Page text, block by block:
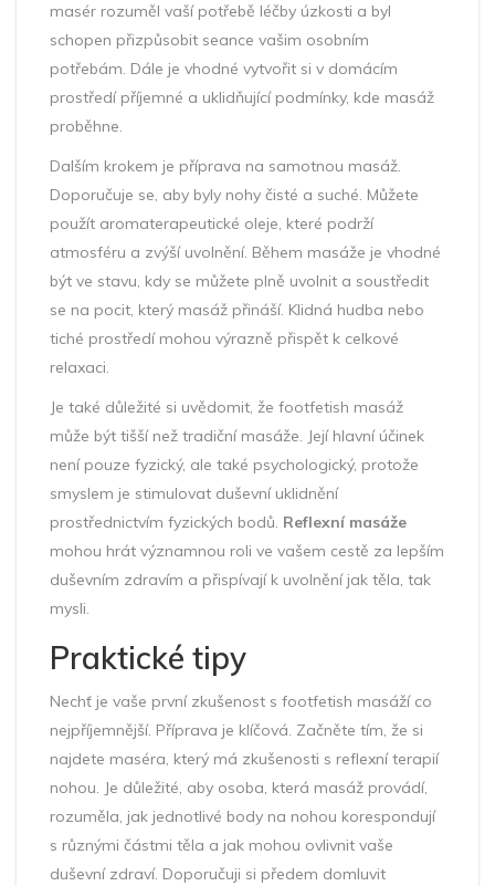
masér rozuměl vaší potřebě léčby úzkosti a byl
schopen přizpůsobit seance vašim osobním
potřebám. Dále je vhodné vytvořit si v domácím
prostředí příjemné a uklidňující podmínky, kde masáž
proběhne.
Dalším krokem je příprava na samotnou masáž.
Doporučuje se, aby byly nohy čisté a suché. Můžete
použít aromaterapeutické oleje, které podrží
atmosféru a zvýší uvolnění. Během masáže je vhodné
být ve stavu, kdy se můžete plně uvolnit a soustředit
se na pocit, který masáž přináší. Klidná hudba nebo
tiché prostředí mohou výrazně přispět k celkové
relaxaci.
Je také důležité si uvědomit, že footfetish masáž
může být tišší než tradiční masáže. Její hlavní účinek
není pouze fyzický, ale také psychologický, protože
smyslem je stimulovat duševní uklidnění
prostřednictvím fyzických bodů. Reflexní masáže
mohou hrát významnou roli ve vašem cestě za lepším
duševním zdravím a přispívají k uvolnění jak těla, tak
mysli.
Praktické tipy
Nechť je vaše první zkušenost s footfetish masáží co
nejpříjemnější. Příprava je klíčová. Začněte tím, že si
najdete maséra, který má zkušenosti s reflexní terapií
nohou. Je důležité, aby osoba, která masáž provádí,
rozuměla, jak jednotlivé body na nohou korespondují
s různými částmi těla a jak mohou ovlivnit vaše
duševní zdraví. Doporučuji si předem domluvit